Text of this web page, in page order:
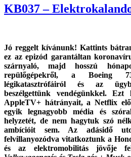
Házi
Sörfőzés?
KB037 –
Jó reggelt kívánunk! Kattints
ez az epizód garantáltan
szárnyaló, majd hosszú
repülőgépekről, a Boeing
légikatasztrófáiról és az
beszélgettünk vendégünkkel.
AppleTV+ hátrányait, a Netflix
egyik legnagyobb média és
helyzetét, de nem hagytuk szó
ambícióit sem. Az adásidő
felvillanyozódva vitatkoztunk a
és az elektromobilitás jövője